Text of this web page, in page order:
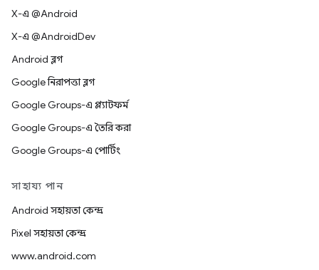
X-এ @Android
X-এ @AndroidDev
Android ব্লগ
Google নিরাপত্তা ব্লগ
Google Groups-এ প্ল্যাটফর্ম
Google Groups-এ তৈরি করা
Google Groups-এ পোর্টিং
সাহায্য পান
Android সহায়তা কেন্দ্র
Pixel সহায়তা কেন্দ্র
www.android.com